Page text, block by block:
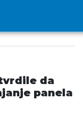
da
panela